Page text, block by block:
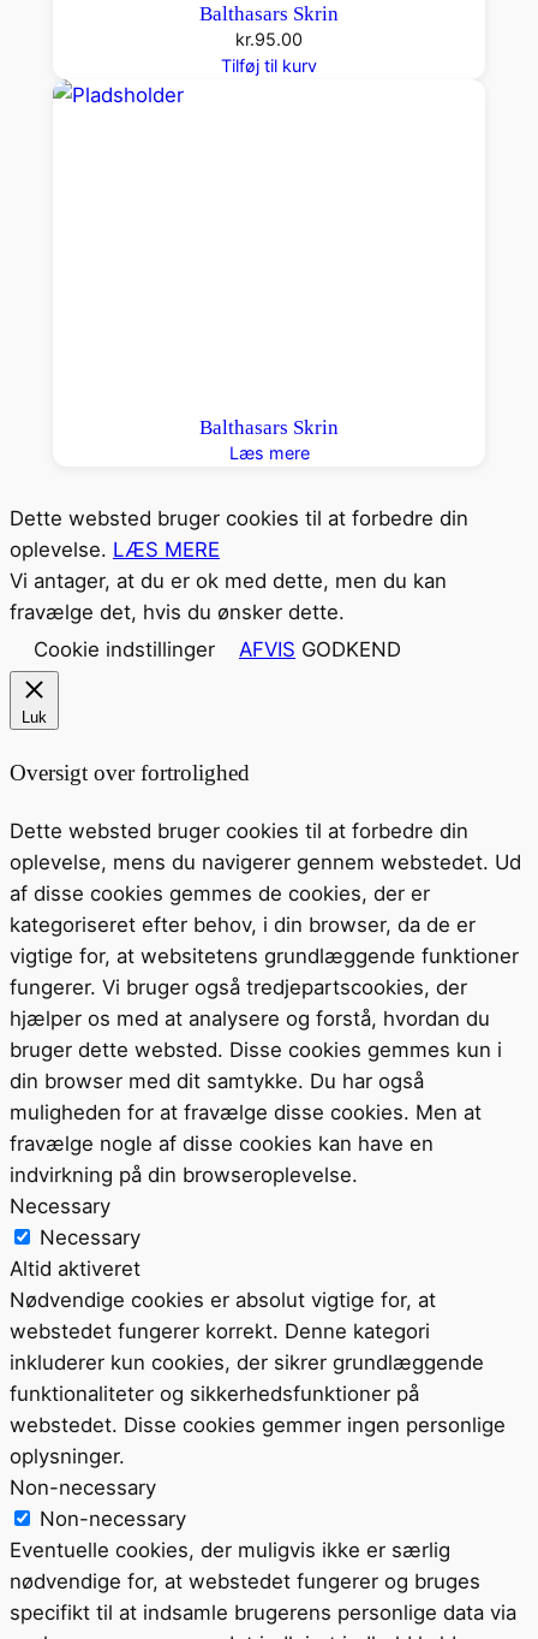
Balthasars Skrin
kr.95.00
Tilføj til kurv
Balthasars Skrin
Læs mere
Dette websted bruger cookies til at forbedre din
oplevelse. LÆS MERE
Vi antager, at du er ok med dette, men du kan
fravælge det, hvis du ønsker dette.
Cookie indstillinger
AFVIS GODKEND
Luk
Oversigt over fortrolighed
Dette websted bruger cookies til at forbedre din
oplevelse, mens du navigerer gennem webstedet. Ud
af disse cookies gemmes de cookies, der er
kategoriseret efter behov, i din browser, da de er
vigtige for, at websitetens grundlæggende funktioner
fungerer. Vi bruger også tredjepartscookies, der
hjælper os med at analysere og forstå, hvordan du
bruger dette websted. Disse cookies gemmes kun i
din browser med dit samtykke. Du har også
muligheden for at fravælge disse cookies. Men at
fravælge nogle af disse cookies kan have en
indvirkning på din browseroplevelse.
Necessary
Necessary
Altid aktiveret
Nødvendige cookies er absolut vigtige for, at
webstedet fungerer korrekt. Denne kategori
inkluderer kun cookies, der sikrer grundlæggende
funktionaliteter og sikkerhedsfunktioner på
webstedet. Disse cookies gemmer ingen personlige
oplysninger.
Non-necessary
Non-necessary
Eventuelle cookies, der muligvis ikke er særlig
nødvendige for, at webstedet fungerer og bruges
specifikt til at indsamle brugerens personlige data via